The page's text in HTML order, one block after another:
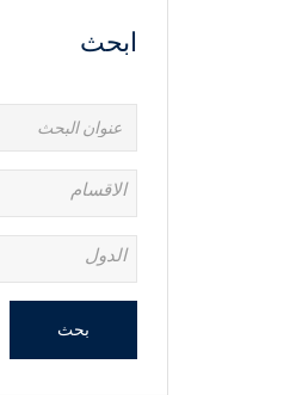
ابحث
الاقسام
الدول
بحث